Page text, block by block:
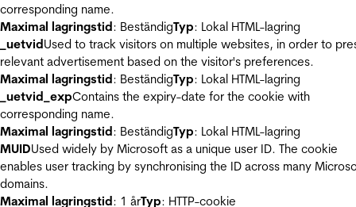
corresponding name.
Maximal lagringstid: BeständigTyp: Lokal HTML-lagring
_uetvidUsed to track visitors on multiple websites, in order to
relevant advertisement based on the visitor's preferences.
Maximal lagringstid: BeständigTyp: Lokal HTML-lagring
_uetvid_expContains the expiry-date for the cookie with
corresponding name.
Maximal lagringstid: BeständigTyp: Lokal HTML-lagring
MUIDUsed widely by Microsoft as a unique user ID. The cookie
enables user tracking by synchronising the ID across many
domains.
Maximal lagringstid: 1 årTyp: HTTP-cookie